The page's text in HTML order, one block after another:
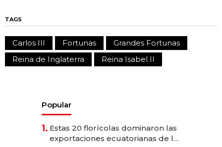
TAGS
Carlos III Fortunas
Grandes Fortunas
Reina de Inglaterra
Reina Isabel II
Popular
1. Estas 20 florícolas dominaron las
exportaciones ecuatorianas de la